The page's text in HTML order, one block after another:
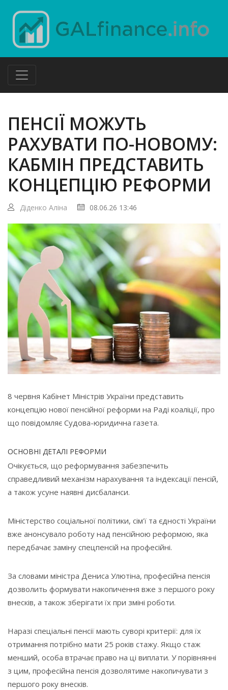
ПЕНСІЇ МОЖУТЬ
РАХУВАТИ ПО-НОВОМУ:
КАБМІН ПРЕДСТАВИТЬ
КОНЦЕПЦІЮ РЕФОРМИ
Діденко Аліна 08.06.26 13:46
8 червня Кабінет Міністрів України представить
концепцію нової пенсійної реформи на Раді коаліції, про
що повідомляє Судова-юридична газета.
ОСНОВНІ ДЕТАЛІ РЕФОРМИ
Очікується, що реформування забезпечить
справедливий механізм нарахування та індексації пенсій,
а також усуне наявні дисбаланси.
Міністерство соціальної політики, сім'ї та єдності України
вже анонсувало роботу над пенсійною реформою, яка
передбачає заміну спецпенсій на професійні.
За словами міністра Дениса Улютіна, професійна пенсія
дозволить формувати накопичення вже з першого року
внесків, а також зберігати їх при зміні роботи.
Наразі спеціальні пенсії мають суворі критерії: для їх
отримання потрібно мати 25 років стажу. Якщо стаж
менший, особа втрачає право на ці виплати. У порівнянні
з цим, професійна пенсія дозволятиме накопичувати з
першого року внесків.